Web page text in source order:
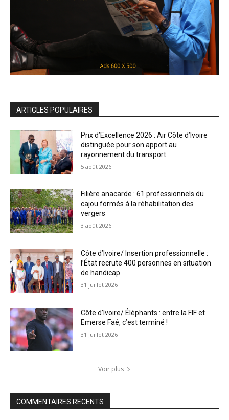
ARTICLES POPULAIRES
Prix d’Excellence 2026 : Air Côte d’Ivoire
distinguée pour son apport au
rayonnement du transport
5 août 2026
Filière anacarde : 61 professionnels du
cajou formés à la réhabilitation des
vergers
3 août 2026
Côte d’Ivoire/ Insertion professionnelle :
l’État recrute 400 personnes en situation
de handicap
31 juillet 2026
Côte d’Ivoire/ Éléphants : entre la FIF et
Emerse Faé, c’est terminé !
31 juillet 2026
Voir plus
COMMENTAIRES RECENTS